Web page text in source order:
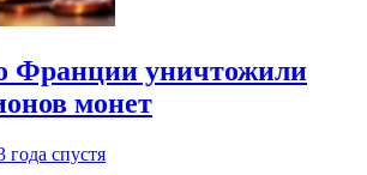
уничтожили
монет
года спустя